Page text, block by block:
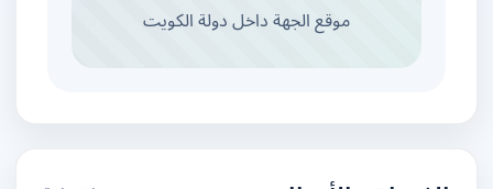
موقع الجهة داخل دولة الكويت